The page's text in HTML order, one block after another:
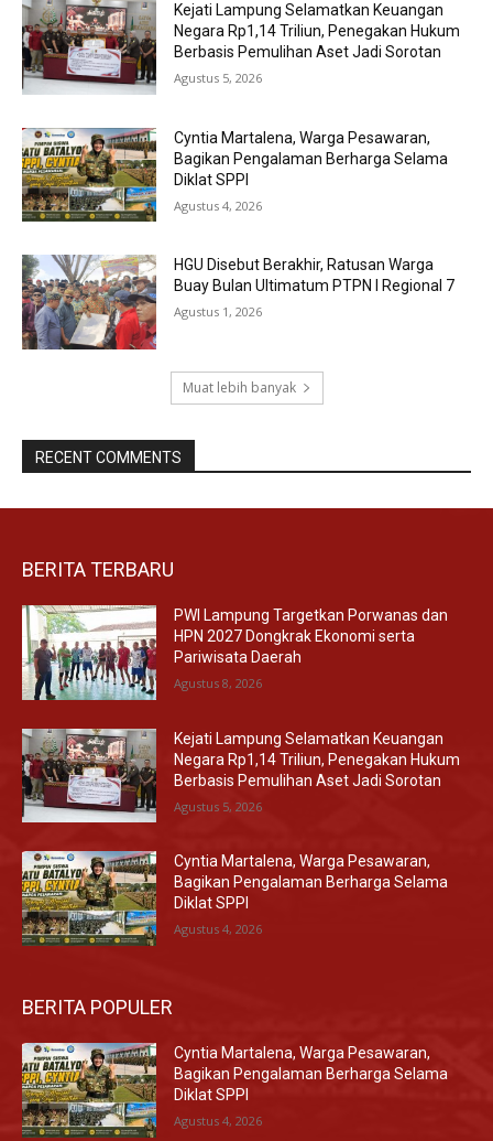
Kejati Lampung Selamatkan Keuangan
Negara Rp1,14 Triliun, Penegakan Hukum
Berbasis Pemulihan Aset Jadi Sorotan
Agustus 5, 2026
Cyntia Martalena, Warga Pesawaran,
Bagikan Pengalaman Berharga Selama
Diklat SPPI
Agustus 4, 2026
HGU Disebut Berakhir, Ratusan Warga
Buay Bulan Ultimatum PTPN I Regional 7
Agustus 1, 2026
Muat lebih banyak
RECENT COMMENTS
BERITA TERBARU
PWI Lampung Targetkan Porwanas dan
HPN 2027 Dongkrak Ekonomi serta
Pariwisata Daerah
Agustus 8, 2026
Kejati Lampung Selamatkan Keuangan
Negara Rp1,14 Triliun, Penegakan Hukum
Berbasis Pemulihan Aset Jadi Sorotan
Agustus 5, 2026
Cyntia Martalena, Warga Pesawaran,
Bagikan Pengalaman Berharga Selama
Diklat SPPI
Agustus 4, 2026
BERITA POPULER
Cyntia Martalena, Warga Pesawaran,
Bagikan Pengalaman Berharga Selama
Diklat SPPI
Agustus 4, 2026